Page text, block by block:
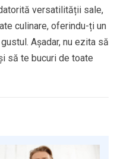
versatilității sale,
culinare, oferindu-ți un
Așadar, nu ezita să
să te bucuri de toate